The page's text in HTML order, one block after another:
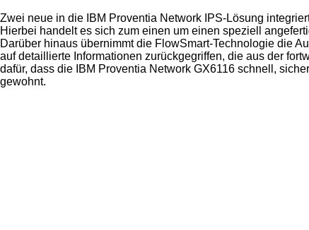
Zwei neue in die IBM Proventia Network IPS-Lösung
Hierbei handelt es sich zum einen um einen speziell
Darüber hinaus übernimmt die FlowSmart-Technologie die
auf detaillierte Informationen zurückgegriffen, die aus der
dafür, dass die IBM Proventia Network GX6116 schnell,
gewohnt.